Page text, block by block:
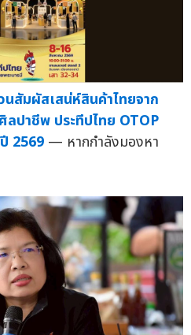
สัมผัสเสน่ห์สินค้าไทยจาก
ปาชีพ ประทีปไทย OTOP
2569 — หากกำลังมองหา